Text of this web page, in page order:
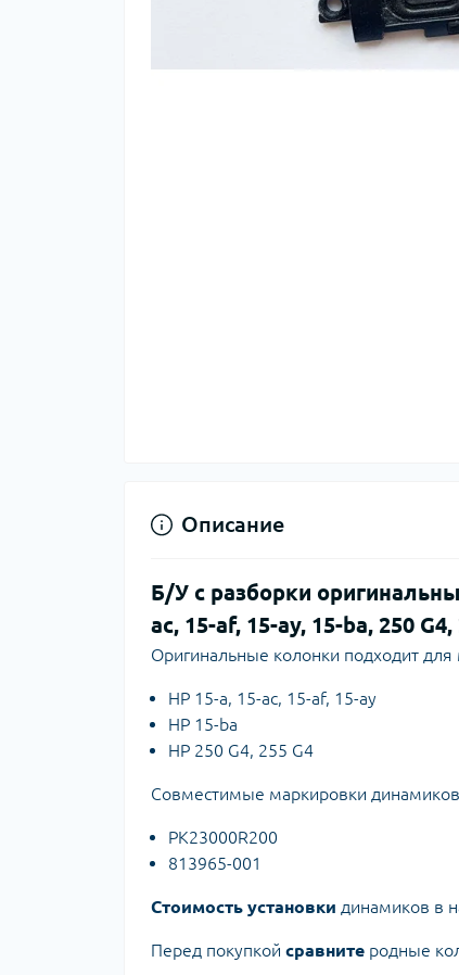
Описание
Б/У с разборки
ac, 15-af, 15-ay, 15-ba, 250
Оригинальные колонки подходит для
HP 15-a, 15-ac, 15-af, 15-ay
HP 15-ba
HP 250 G4, 255 G4
Совместимые маркировки динамиков
PK23000R200
813965-001
Стоимость установки динамиков в
Перед покупкой сравните родные